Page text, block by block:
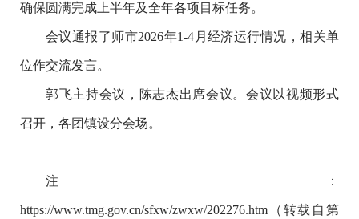
确保圆满完成上半年及全年各项目标任务。
会议通报了师市2026年1-4 月经济运行情况，相关单
位作交流发言。
郭飞主持会议，陈志杰出席会议。会议以视频形式
召开，各团镇设分会场。
注：
https://www.tmg.gov.cn/sfxw/zwxw/202276.htm （转载自第